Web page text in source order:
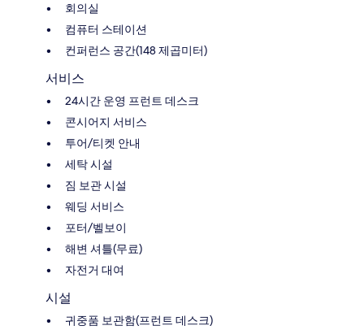
회의실
컴퓨터 스테이션
컨퍼런스 공간(148 제곱미터)
서비스
24시간 운영 프런트 데스크
콘시어지 서비스
투어/티켓 안내
세탁 시설
짐 보관 시설
웨딩 서비스
포터/벨보이
해변 셔틀(무료)
자전거 대여
시설
귀중품 보관함(프런트 데스크)